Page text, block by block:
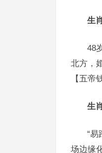
生
48
北方，
【五帝
生
“易
场边缘